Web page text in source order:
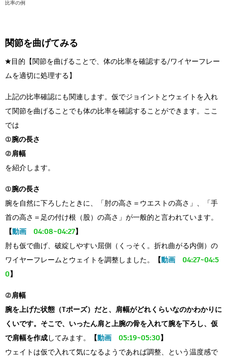
比率の例
関節を曲げてみる
★目的【関節を曲げることで、体の比率を確認する/ワイヤーフレー
ムを適切に処理する】
上記の比率確認にも関連します。仮でジョイントとウェイトを入れ
て関節を曲げることでも体の比率を確認することができます。ここ
では
①腕の長さ
②肩幅
を紹介します。
①腕の長さ
腕を自然に下ろしたときに、「肘の高さ＝ウエストの高さ」、「手
首の高さ＝足の付け根（股）の高さ」が一般的と言われています。
【動画 04:08~04:27】
肘も仮で曲げ、破綻しやすい屈側（くっそく。折れ曲がる内側）の
ワイヤーフレームとウェイトを調整しました。
【動画 04:27~04:5
0】
②肩幅
腕を上げた状態（Tポーズ）だと、肩幅がどれくらいなのかわかりに
くいです。そこで、いったん肩と上腕の骨を入れて腕を下ろし、仮
で肩幅を作成してみます。 【動画 05:19~05:30】
ウェイトは仮で入れて気になるようであれば調整、という温度感で